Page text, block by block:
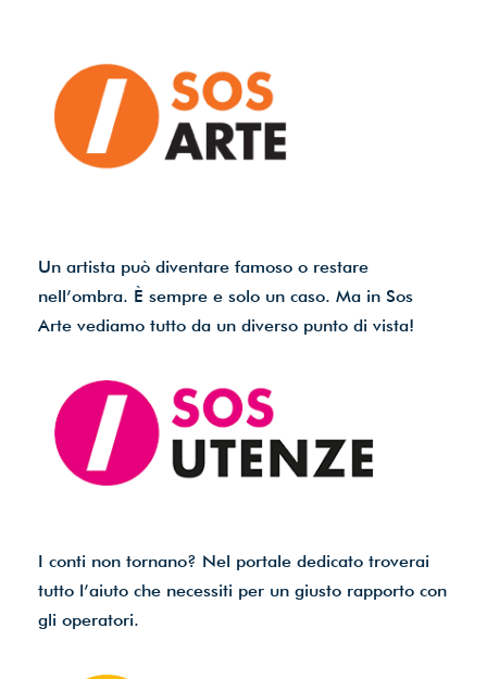
Un artista può diventare famoso o restare
nell’ombra. È sempre e solo un caso. Ma in Sos
Arte vediamo tutto da un diverso punto di vista!
I conti non tornano? Nel portale dedicato troverai
tutto l’aiuto che necessiti per un giusto rapporto con
gli operatori.